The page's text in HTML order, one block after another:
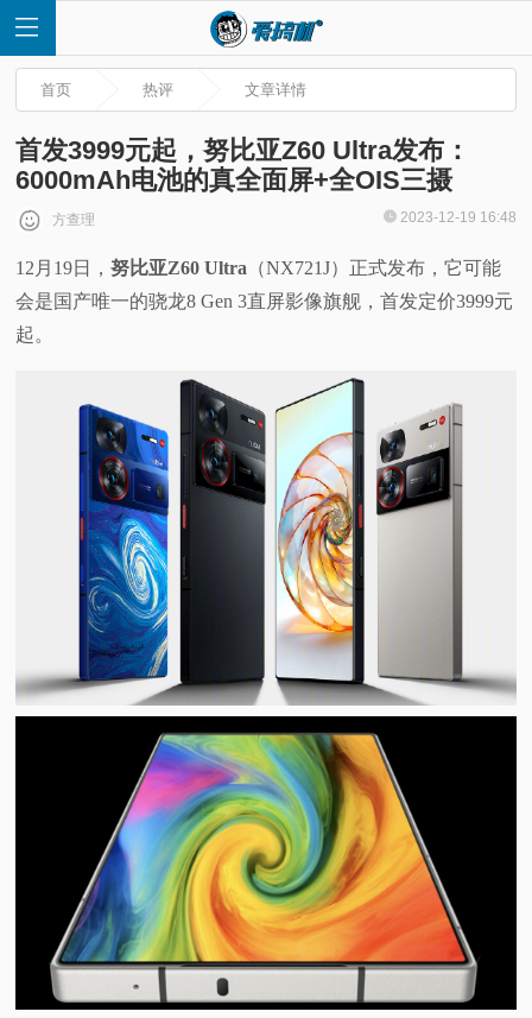
首
页
快
科
首页 热评 文章详情
首发3999元起，努比亚Z60 Ultra发布：
6000mAh电池的真全面屏+全OIS三摄
方查理 2023-12-19 16:48
12月19日，努比亚Z60 Ultra （NX721J）正式发布，它可能
会是国产唯一的骁龙8 Gen 3直屏影像旗舰，首发定价3999元
起。